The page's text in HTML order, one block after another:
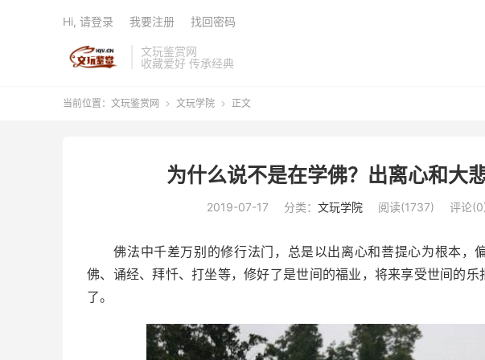
文玩鉴赏网
收藏爱好 传承经典
Hi, 请登录 我要注册 找回密码
当前位置： 文玩鉴赏网  文玩学院  正文
为什么说不是在学佛？出离心和大
2019-07-17 分类： 文玩学院 阅读(1737) 评论
佛法中千差万别的修行法门，总是以出离心和菩提心为根本，
佛、诵经、拜忏、打坐等，修好了是世间的福业，将来享受世间的
了。